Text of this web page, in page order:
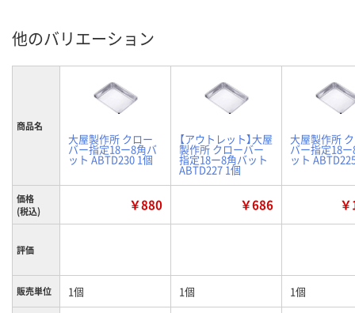
他のバリエーション
商品名
大屋製作所 クロー
バー指定18ー8角バ
ット ABTD230 1個
【アウトレット】大屋
製作所 クローバー
指定18ー8角バット
ABTD227 1個
大屋製作所
バー指定18
ット
価格
(税込)
￥880 ￥686
評価
販売単位 1個 1個 1個